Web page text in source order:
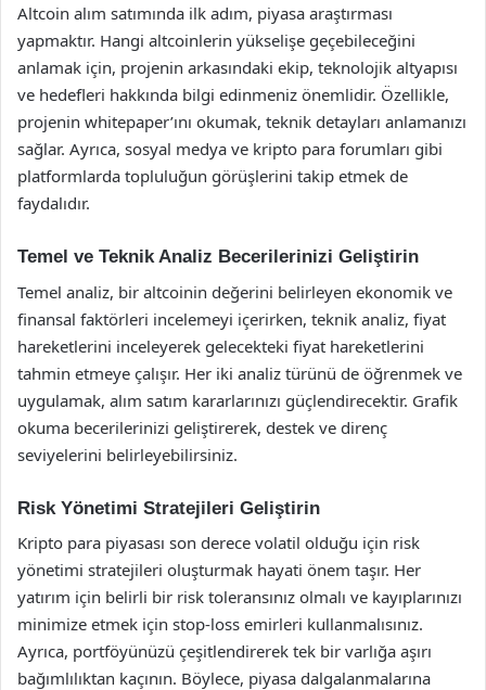
Altcoin alım satımında ilk adım, piyasa araştırması
yapmaktır. Hangi altcoinlerin yükselişe geçebileceğini
anlamak için, projenin arkasındaki ekip, teknolojik altyapısı
ve hedefleri hakkında bilgi edinmeniz önemlidir. Özellikle,
projenin whitepaper’ını okumak, teknik detayları anlamanızı
sağlar. Ayrıca, sosyal medya ve kripto para forumları gibi
platformlarda topluluğun görüşlerini takip etmek de
faydalıdır.
Temel ve Teknik Analiz Becerilerinizi Geliştirin
Temel analiz, bir altcoinin değerini belirleyen ekonomik ve
finansal faktörleri incelemeyi içerirken, teknik analiz, fiyat
hareketlerini inceleyerek gelecekteki fiyat hareketlerini
tahmin etmeye çalışır. Her iki analiz türünü de öğrenmek ve
uygulamak, alım satım kararlarınızı güçlendirecektir. Grafik
okuma becerilerinizi geliştirerek, destek ve direnç
seviyelerini belirleyebilirsiniz.
Risk Yönetimi Stratejileri Geliştirin
Kripto para piyasası son derece volatil olduğu için risk
yönetimi stratejileri oluşturmak hayati önem taşır. Her
yatırım için belirli bir risk toleransınız olmalı ve kayıplarınızı
minimize etmek için stop-loss emirleri kullanmalısınız.
Ayrıca, portföyünüzü çeşitlendirerek tek bir varlığa aşırı
bağımlılıktan kaçının. Böylece, piyasa dalgalanmalarına